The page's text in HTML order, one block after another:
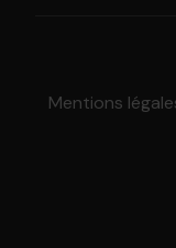
Mentions